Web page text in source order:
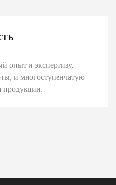
опыт и экспертизу,
и многоступенчатую
продукции.